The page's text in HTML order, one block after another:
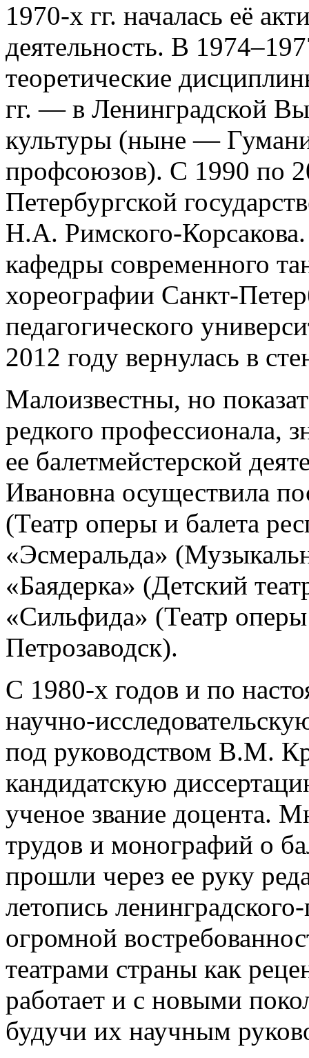
1970-х гг. началась её
деятельность. В
теоретические
гг. — в Ленинградской
культуры (ныне —
профсоюзов). С 1990 по
Петербургской
Н.А. Римского-
кафедры современного
хореографии Санкт-
педагогического
2012 году вернулась в
Малоизвестны, но
редкого профессионала,
ее балетмейстерской
Ивановна осуществила
(Театр оперы и балета
«Эсмеральда»
«Баядерка» (Детский
«Сильфида» (Театр
Петрозаводск).
С 1980-х годов и по
научно-
под руководством В.М.
кандидатскую
ученое звание доцента.
трудов и монографий о
прошли через ее руку
летопись
огромной
театрами страны как
работает и с новыми
будучи их научным